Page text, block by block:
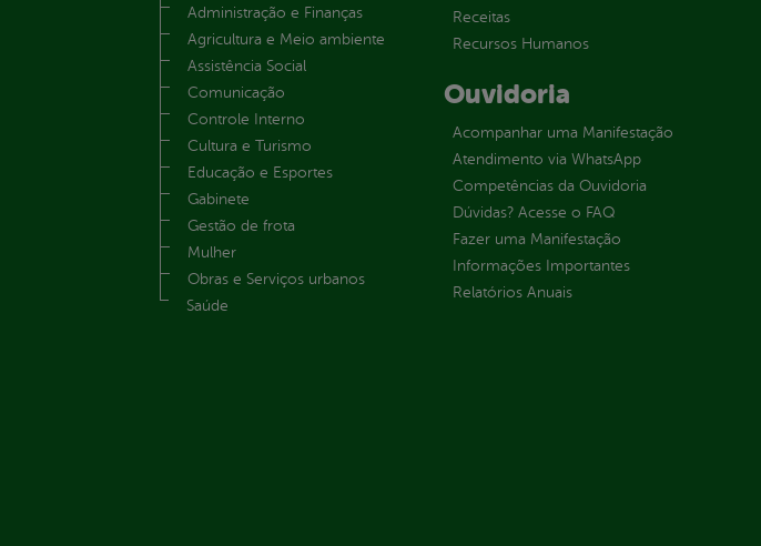
Administração e Finanças
Agricultura e Meio ambiente
Assistência Social
Comunicação
Controle Interno
Cultura e Turismo
Educação e Esportes
Gabinete
Gestão de frota
Mulher
Obras e Serviços urbanos
Saúde
Receitas
Recursos Humanos
Ouvidoria
Acompanhar uma Manifestação
Atendimento via WhatsApp
Competências da Ouvidoria
Dúvidas? Acesse o FAQ
Fazer uma Manifestação
Informações Importantes
Relatórios Anuais